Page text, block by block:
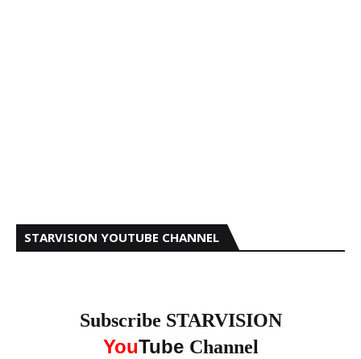
STARVISION YOUTUBE CHANNEL
Subscribe STARVISION
YouTube Channel